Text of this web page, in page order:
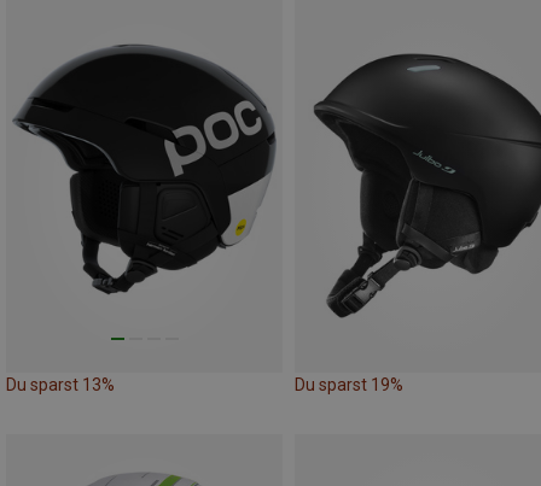
Du sparst 13% Du sparst 19%